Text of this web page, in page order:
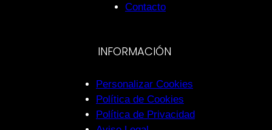
Contacto
INFORMACIÓN
Personalizar Cookies
Política de Cookies
Política de Privacidad